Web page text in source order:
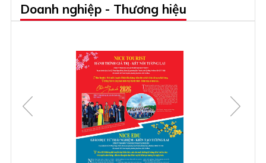
Doanh nghiệp - Thương hiệu